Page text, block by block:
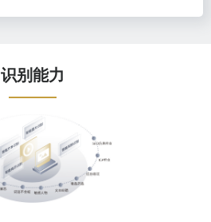
识别能力